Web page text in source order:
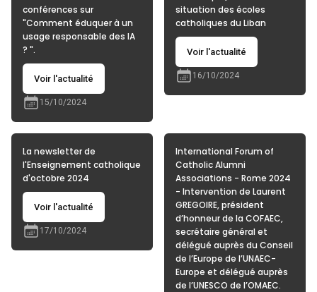
conférences sur
"Comment éduquer à un
usage responsable des IA
? ".
Voir l'actualité
15/10/2024
situation des écoles
catholiques du Liban
Voir l'actualité
16/10/2024
La newsletter de
l'Enseignement catholique
d'octobre 2024
Voir l'actualité
17/10/2024
International Forum of
Catholic Alumni
Associations - Rome 2024
- Intervention de Laurent
GREGOIRE, président
d’honneur de la COFAEC,
secrétaire général et
délégué auprès du Conseil
de l’Europe de l’UNAEC-
Europe et délégué auprès
de l’UNESCO de l’OMAEC.